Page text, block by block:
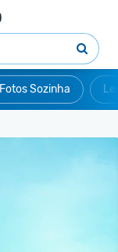
Fotos Sozinha